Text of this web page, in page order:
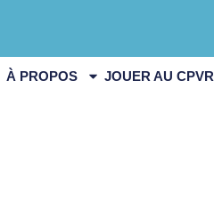
À PROPOS JOUER AU CPVR